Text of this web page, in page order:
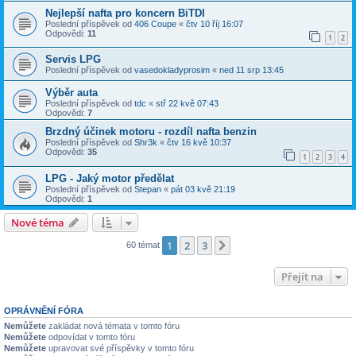
Nejlepší nafta pro koncern BiTDI
Poslední příspěvek od 406 Coupe « čtv 10 říj 16:07
Odpovědi: 11 1 2
Servis LPG
Poslední příspěvek od vasedokladyprosim « ned 11 srp 13:45
Výběr auta
Poslední příspěvek od tdc « stř 22 kvě 07:43
Odpovědi: 7
Brzdný účinek motoru - rozdíl nafta benzin
Poslední příspěvek od Shr3k « čtv 16 kvě 10:37
Odpovědi: 35 1 2 3 4
LPG - Jaký motor předělat
Poslední příspěvek od Stepan « pát 03 kvě 21:19
Odpovědi: 1
Nové téma
60 témat 1 2 3
Přejít na
OPRÁVNĚNÍ FÓRA
Nemůžete zakládat nová témata v tomto fóru
Nemůžete odpovídat v tomto fóru
Nemůžete upravovat své příspěvky v tomto fóru